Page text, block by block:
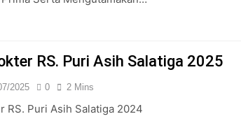
RS. Puri Asih Salatiga 2025
2025 0 2 Mins
RS. Puri Asih Salatiga 2024